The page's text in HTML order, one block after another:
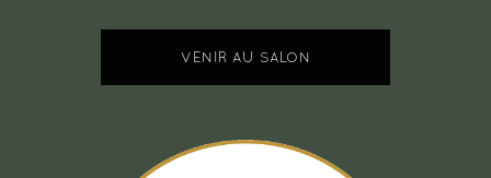
VENIR AU SALON